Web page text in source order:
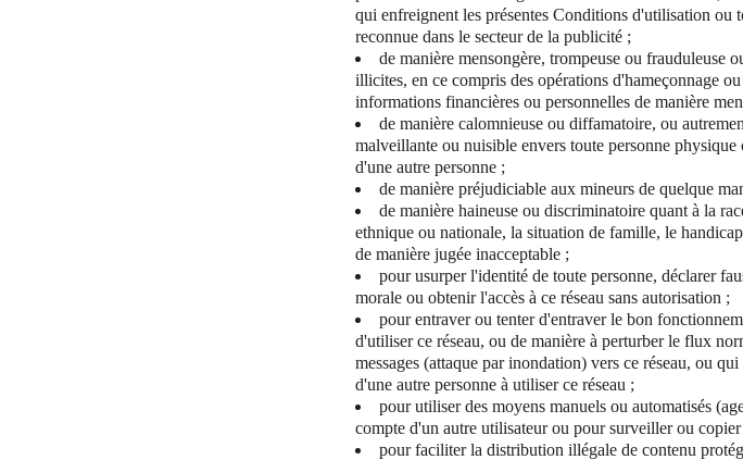
qui enfreignent les présentes Conditions d'utilisation
reconnue dans le secteur de la publicité ;
de manière mensongère, trompeuse ou frauduleuse
illicites, en ce compris des opérations d'hameçonnage
informations financières ou personnelles de manière
de manière calomnieuse ou diffamatoire, ou
malveillante ou nuisible envers toute personne
d'une autre personne ;
de manière préjudiciable aux mineurs de quelque
de manière haineuse ou discriminatoire quant à la
ethnique ou nationale, la situation de famille, le
de manière jugée inacceptable ;
pour usurper l'identité de toute personne, déclarer
morale ou obtenir l'accès à ce réseau sans autorisation ;
pour entraver ou tenter d'entraver le bon
d'utiliser ce réseau, ou de manière à perturber le flux
messages (attaque par inondation) vers ce réseau, ou
d'une autre personne à utiliser ce réseau ;
pour utiliser des moyens manuels ou automatisés
compte d'un autre utilisateur ou pour surveiller ou
pour faciliter la distribution illégale de contenu